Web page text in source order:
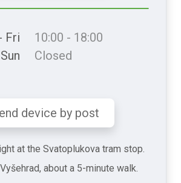
Fri
10:00 - 18:00
Closed
device by post
at the Svatoplukova tram stop.
about a 5-minute walk.